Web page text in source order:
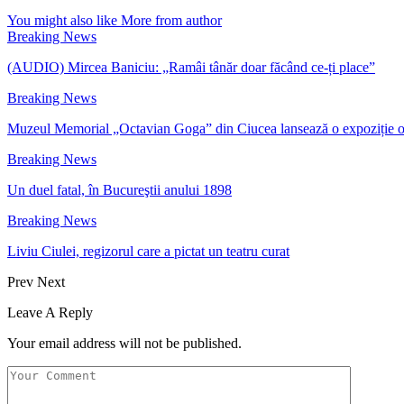
You might also like More from author
Breaking News
(AUDIO) Mircea Baniciu: „Ramâi tânăr doar făcând ce-ți place”
Breaking News
Muzeul Memorial „Octavian Goga” din Ciucea lansează o expoziție
Breaking News
Un duel fatal, în Bucureştii anului 1898
Breaking News
Liviu Ciulei, regizorul care a pictat un teatru curat
Prev Next
Leave A Reply
Your email address will not be published.